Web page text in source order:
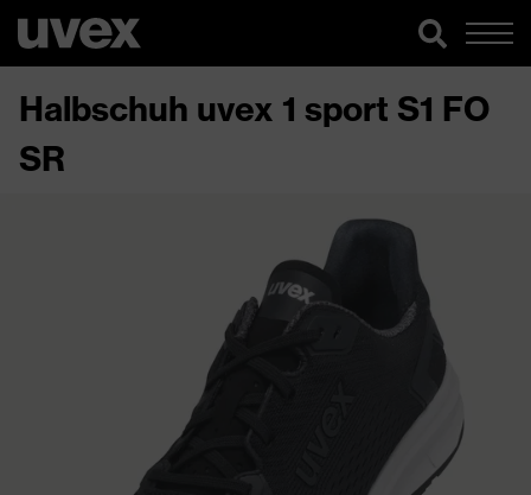
Halbschuh uvex 1 sport S1 FO
SR